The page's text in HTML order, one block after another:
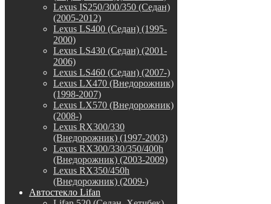
Lexus IS250/300/350 (Седан)
(2005-2012)
Lexus LS400 (Седан) (1995-
2000)
Lexus LS430 (Седан) (2001-
2006)
Lexus LS460 (Седан) (2007-)
Lexus LX470 (Внедорожник)
(1998-2007)
Lexus LX570 (Внедорожник)
(2008-)
Lexus RX300/330
(Внедорожник) (1997-2003)
Lexus RX300/330/350/400h
(Внедорожник) (2003-2009)
Lexus RX350/450h
(Внедорожник) (2009-)
Автостекло Lifan